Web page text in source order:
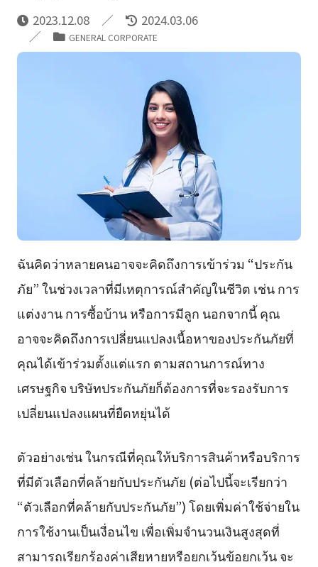
2023.12.08 2024.03.06
GENERAL CORPORATE
ฉันคิดว่าหลายคนอาจจะคิดถึงการเข้าร่วม “ประกัน
ภัย” ในช่วงเวลาที่มีเหตุการณ์สำคัญในชีวิต เช่น การ
แต่งงาน การซื้อบ้าน หรือการมีลูก นอกจากนี้ คุณ
อาจจะคิดถึงการเปลี่ยนแปลงเนื้อหาของประกันภัยที่
คุณได้เข้าร่วมตั้งแต่แรก ตามสถานการณ์ทาง
เศรษฐกิจ บริษัทประกันภัยก็ต้องการที่จะรองรับการ
เปลี่ยนแปลงแผนที่ยืดหยุ่นได้
ตัวอย่างเช่น ในกรณีที่คุณให้บริการสินค้าหรือบริการ
ที่มีตัวเลือกที่คล้ายกับประกันภัย (ต่อไปนี้จะเรียกว่า
“ตัวเลือกที่คล้ายกับประกันภัย”) โดยเพิ่มค่าใช้จ่ายใน
การใช้งานเป็นเงื่อนไข เพื่อเพิ่มจำนวนเงินสูงสุดที่
สามารถเรียกร้องค่าเสียหายหรือยกเว้นข้อยกเว้น จะ